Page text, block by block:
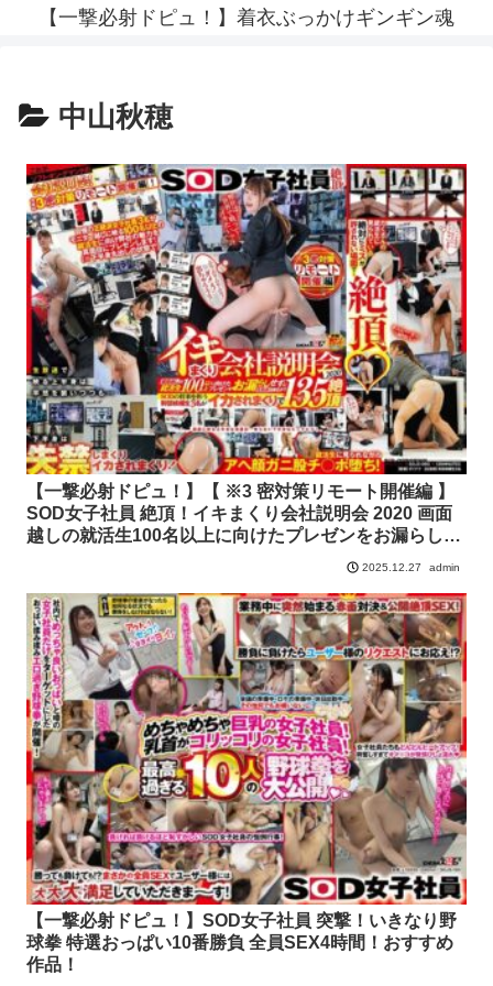
【一撃必射ドピュ！】着衣ぶっかけギンギン魂
中山秋穂
【一撃必射ドピュ！】【 ※3 密対策リモート開催編 】
SOD女子社員 絶頂！イキまくり会社説明会 2020 画面
越しの就活生100名以上に向けたプレゼンをお漏らしせ
ずに生放送出来るか？！ SODの将来を担う幹部候補生3
名がイカされまくりで135絶頂もうたまらんw
2025.12.27 admin
【一撃必射ドピュ！】SOD女子社員 突撃！いきなり野
球拳 特選おっぱい10番勝負 全員SEX4時間！おすすめ
作品！